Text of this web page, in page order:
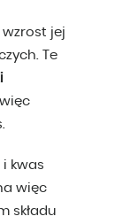
jej
Te
i kwas
więc
składu